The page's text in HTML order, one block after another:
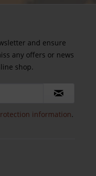
and ensure
any offers or news
shop.
information.